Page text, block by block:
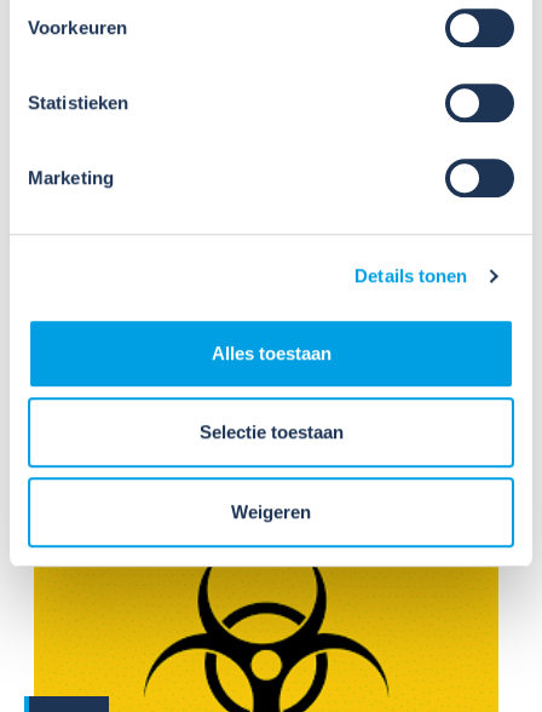
Voorkeuren
Statistieken
Marketing
Details tonen
Alles toestaan
Selectie toestaan
Weigeren
09
2026
rol in het creëren van een gezonde en veilige
werkomgeving. Je bent de spil tussen beleid en
praktijk. Je helpt risico’s voorkomen, adviseert over